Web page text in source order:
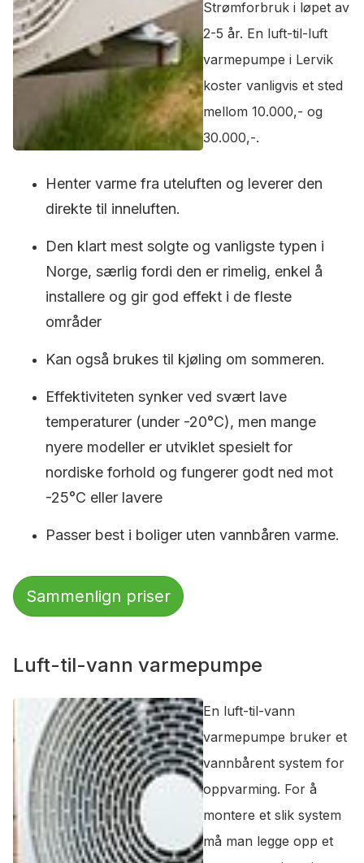
Strømforbruk i løpet av
2-5 år. En luft-til-luft
varmepumpe i Lervik
koster vanligvis et sted
mellom 10.000,- og
30.000,-.
Henter varme fra uteluften og leverer den
direkte til inneluften.
Den klart mest solgte og vanligste typen i
Norge, særlig fordi den er rimelig, enkel å
installere og gir god effekt i de fleste
områder
Kan også brukes til kjøling om sommeren.
Effektiviteten synker ved svært lave
temperaturer (under -20°C), men mange
nyere modeller er utviklet spesielt for
nordiske forhold og fungerer godt ned mot
-25°C eller lavere
Passer best i boliger uten vannbåren varme.
Sammenlign priser
Luft-til-vann varmepumpe
En luft-til-vann
varmepumpe bruker et
vannbårent system for
oppvarming. For å
montere et slik system
må man legge opp et